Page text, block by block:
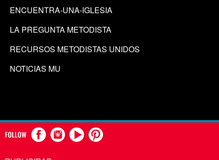
ENCUENTRA-UNA-IGLESIA
LA PREGUNTA METODISTA
RECURSOS METODISTAS UNIDOS
NOTICIAS MU
FOLLOW